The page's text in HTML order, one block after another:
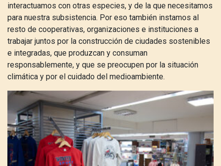
interactuamos con otras especies, y de la que necesitamos
para nuestra subsistencia. Por eso también instamos al
resto de cooperativas, organizaciones e instituciones a
trabajar juntos por la construcción de ciudades sostenibles
e integradas, que produzcan y consuman
responsablemente, y que se preocupen por la situación
climática y por el cuidado del medioambiente.